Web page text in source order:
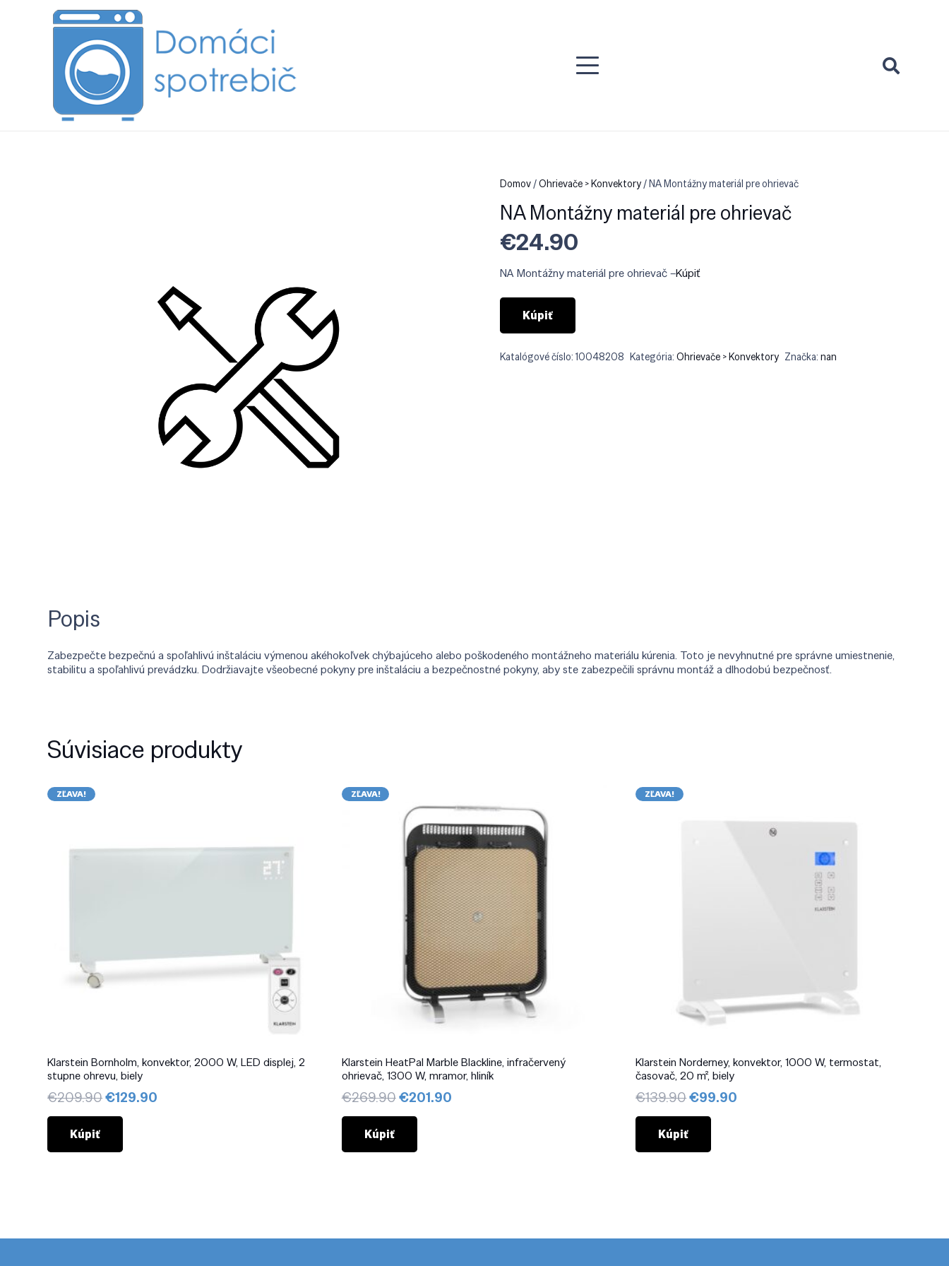
Domov/Ohrievače > Konvektory/ NA Montážny materiál pre ohrievač
NA Montážny materiál pre ohrievač
€24.90
NA Montážny materiál pre ohrievač –Kúpiť
Kúpiť
Katalógové číslo:10048208 Kategória:Ohrievače > Konvektory Značka: nan
Popis
Zabezpečte bezpečnú a spoľahlivú inštaláciu výmenou akéhokoľvek chýbajúceho alebo poškodeného montážneho materiálu kúrenia. Toto je nevyhnutné pre správne umiestnenie,
stabilitu a spoľahlivú prevádzku. Dodržiavajte všeobecné pokyny pre inštaláciu a bezpečnostné pokyny, aby ste zabezpečili správnu montáž a dlhodobú bezpečnosť.
Súvisiace produkty
ZĽAVA!
Klarstein Bornholm, konvektor, 2000 W, LED displej, 2
stupne ohrevu, biely
€209.90Pôvodná
cena
€209.90.
€129.90
Kúpiť
ZĽAVA!
Klarstein HeatPal Marble Blackline, infračervený
ohrievač, 1300 W, mramor, hliník
€269.90Pôvodná
cena
€269.90.
€201.90Aktuálna
Kúpiť
ZĽAVA!
Klarstein Norderney, konvektor, 1000 W, termostat,
časovač, 20 m², biely
€139.90Pôvodná
cena
€139.90.
€99.90
Kúpiť